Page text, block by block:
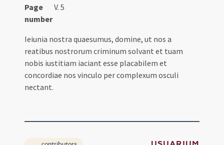
Page
number
V. 5
Ieiunia nostra quaesumus, domine, ut nos a
reatibus nostrorum criminum solvant et tuam
nobis iustitiam iaciant esse placabilem et
concordiae nos vinculo per complexum osculi
nectant.